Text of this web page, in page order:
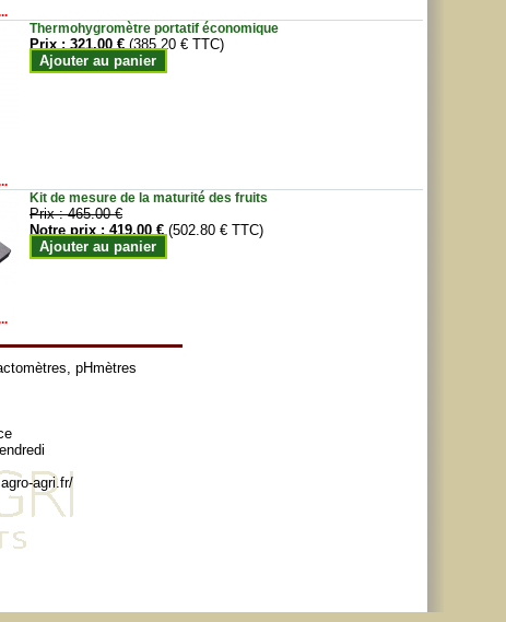
Thermohygromètre portatif économique
Prix :321.00 € (385.20 € TTC)
Ajouter au panier
Kit de mesure de la maturité des fruits
Prix :465.00 €
Notre prix :419.00 € (502.80 € TTC)
Ajouter au panier
, pHmètres
agri.fr/